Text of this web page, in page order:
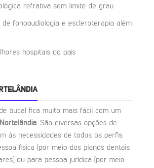
refrativa sem limite de grau
de fonoaudiologia e escleroterapia além
hospitais do país
bucal fica muito mais fácil com um
. São diversas opções de
às necessidades de todos os perfis
física (por meio dos planos dentais
ou para pessoa jurídica (por meio